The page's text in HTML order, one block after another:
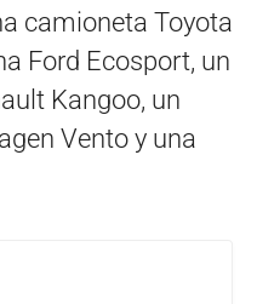
camioneta Toyota
Ford Ecosport, un
Kangoo, un
Vento y una